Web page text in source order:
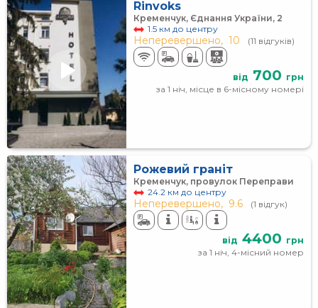
Rinvoks
Кременчук, Єднання України, 2
1.5 км до центру
Неперевершено, 10 (11 відгуків)
від 700 грн
за 1 ніч, місце в 6-місному номері
Рожевий граніт
Кременчук, провулок Переправи
24.2 км до центру
Неперевершено, 9.6 (1 відгук)
від 4400 грн
за 1 ніч, 4-місний номер